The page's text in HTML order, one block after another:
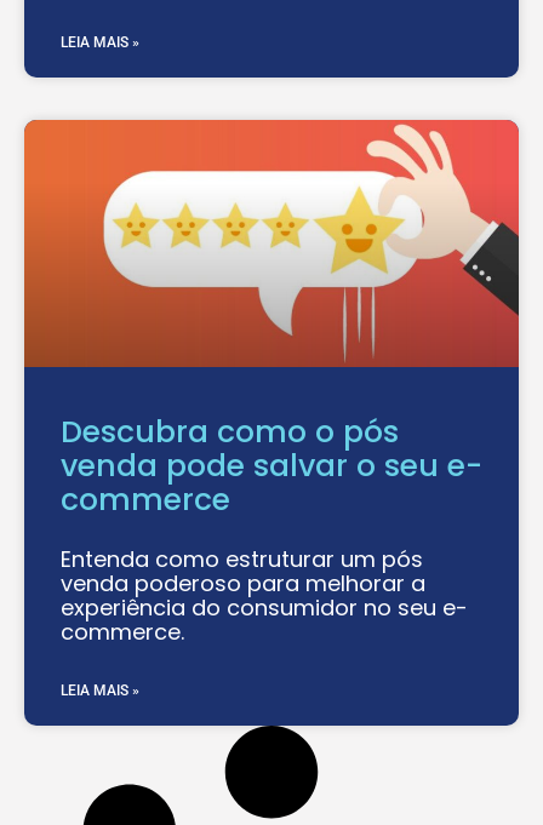
LEIA MAIS »
Descubra como o pós
venda pode salvar o seu e-
commerce
Entenda como estruturar um pós
venda poderoso para melhorar a
experiência do consumidor no seu e-
commerce.
LEIA MAIS »